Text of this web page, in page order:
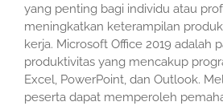
yang penting bagi individu atau
meningkatkan keterampilan
kerja. Microsoft Office 2019 adalah
produktivitas yang mencakup
Excel, PowerPoint, dan Outlook.
peserta dapat memperoleh